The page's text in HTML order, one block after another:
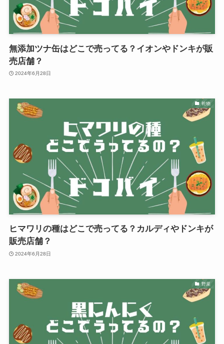
無添加ツナ缶はどこで売ってる？イオンやドンキが販
売店舗？
2024年6月28日
乾物
ヒマワリの種はどこで売ってる？カルディやドンキが
販売店舗？
2024年6月28日
野菜